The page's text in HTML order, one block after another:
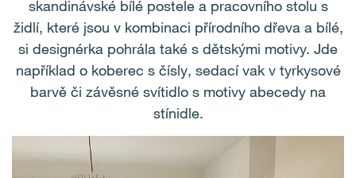
skandinávské bílé postele a pracovního stolu s
židlí, které jsou v kombinaci přírodního dřeva a bílé,
si designérka pohrála také s dětskými motivy. Jde
například o koberec s čísly, sedací vak v tyrkysové
barvě či závěsné svítidlo s motivy abecedy na
stínidle.